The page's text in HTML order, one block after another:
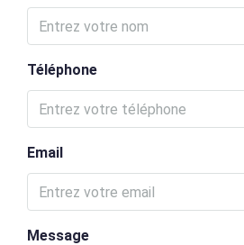
Téléphone
Email
Message